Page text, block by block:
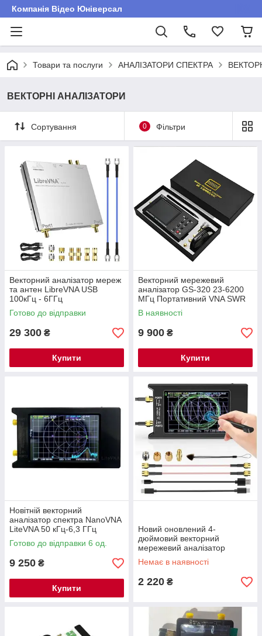
Компанія Відео Юніверсал
Товари та послуги АНАЛІЗАТОРИ СПЕКТРА
ВЕКТОРНІ АНАЛІЗАТОРИ
Сортування 0 Фільтри
Векторний аналізатор мереж
та антен LibreVNA USB
100кГц - 6ГГц
Готово до відправки
29 300 ₴
Купити
Векторний мережевий
аналізатор GS-320 23-6200
МГц Портативний VNA SWR
мережевий аналізатор
Рефлектометр Тип NanoVNA
В наявності
9 900 ₴
Купити
Новітній векторний
аналізатор спектра NanoVNA
LiteVNA 50 кГц-6,3 ГГц
Готово до відправки 6 од.
9 250 ₴
Купити
Новий оновлений 4-
дюймовий векторний
мережевий аналізатор
NanoVNA-H4 10kГц-1.5GHz
HF VHF UHF
Немає в наявності
2 220 ₴